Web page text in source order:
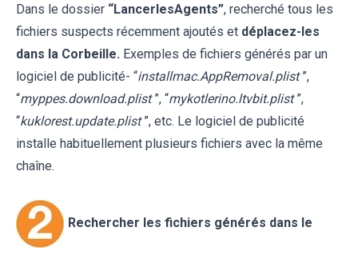
Dans le dossier “LancerlesAgents”, recherché tous les
fichiers suspects récemment ajoutés et déplacez-les
dans la Corbeille. Exemples de fichiers générés par un
logiciel de publicité- “installmac.AppRemoval.plist ”,
“myppes.download.plist ”, “mykotlerino.ltvbit.plist ”,
“kuklorest.update.plist ”, etc. Le logiciel de publicité
installe habituellement plusieurs fichiers avec la même
chaîne.
Rechercher les fichiers générés dans le